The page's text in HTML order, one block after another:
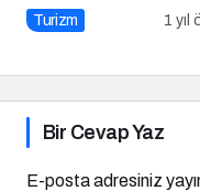
Turizm 1 yıl
Bir Cevap Yaz
E-posta adresiniz